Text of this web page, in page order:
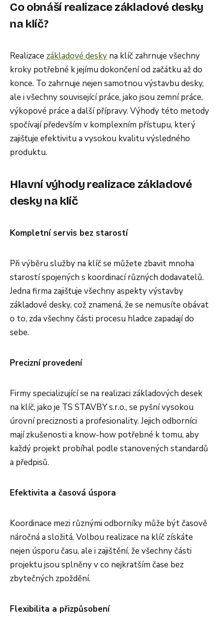
Co obnáší realizace základové desky
na klíč?
Realizace základové desky na klíč zahrnuje všechny
kroky potřebné k jejímu dokončení od začátku až do
konce. To zahrnuje nejen samotnou výstavbu desky,
ale i všechny související práce, jako jsou zemní práce,
výkopové práce a další přípravy. Výhody této metody
spočívají především v komplexním přístupu, který
zajišťuje efektivitu a vysokou kvalitu výsledného
produktu.
Hlavní výhody realizace základové
desky na klíč
Kompletní servis bez starostí
Při výběru služby na klíč se můžete zbavit mnoha
starostí spojených s koordinací různých dodavatelů.
Jedna firma zajišťuje všechny aspekty výstavby
základové desky, což znamená, že se nemusíte obávat
o to, zda všechny části procesu hladce zapadají do
sebe.
Precizní provedení
Firmy specializující se na realizaci základových desek
na klíč, jako je TS STAVBY s.r.o., se pyšní vysokou
úrovní preciznosti a profesionality. Jejich odborníci
mají zkušenosti a know-how potřebné k tomu, aby
každý projekt probíhal podle stanovených standardů
a předpisů.
Efektivita a časová úspora
Koordinace mezi různými odborníky může být časově
náročná a složitá. Volbou realizace na klíč získáte
nejen úsporu času, ale i zajištění, že všechny části
projektu jsou splněny v co nejkratším čase bez
zbytečných zpoždění.
Flexibilita a přizpůsobení